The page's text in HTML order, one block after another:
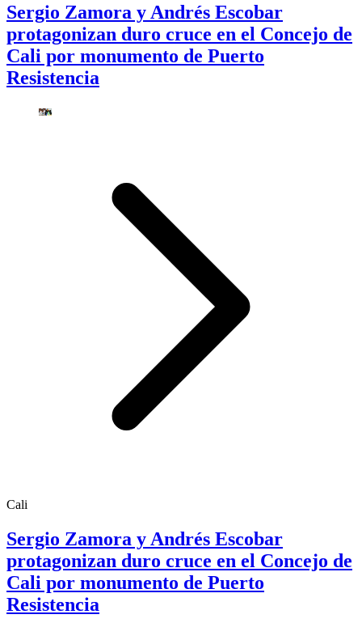
Sergio Zamora y Andrés Escobar
protagonizan duro cruce en el Concejo de
Cali por monumento de Puerto
Resistencia
Cali
Sergio Zamora y Andrés Escobar
protagonizan duro cruce en el Concejo de
Cali por monumento de Puerto
Resistencia